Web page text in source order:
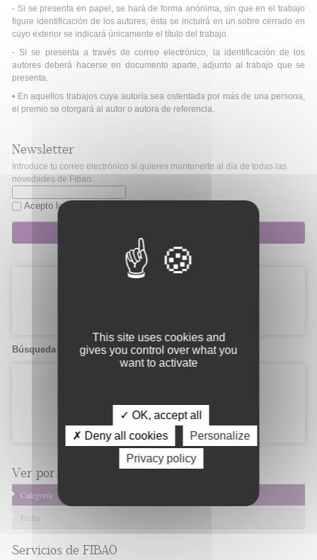
- Si se presenta en papel, se hará de forma anónima, sin que en el trabajo
figure identificación de los autores; ésta se incluirá en un sobre cerrado en
cuyo exterior se indicará únicamente el título del trabajo.
- Si se presenta a través de correo electrónico, la identificación de los
autores deberá hacerse en documento aparte, adjunto al trabajo que se
presenta.
• En aquellos trabajos cuya autoría sea ostentada por más de una persona,
el premio se otorgará al autor o autora de referencia.
Newsletter
Introduce tu correo electrónico si quieres mantenerte al día de todas las
novedades de Fibao.
Acepto la
Búsqueda de candidatos
Ver por...
Categoría
Fecha
Servicios de FIBAO
This site uses cookies and
gives you control over what you
want to activate
✓ OK, accept all
✗ Deny all cookies
Personalize
Privacy policy